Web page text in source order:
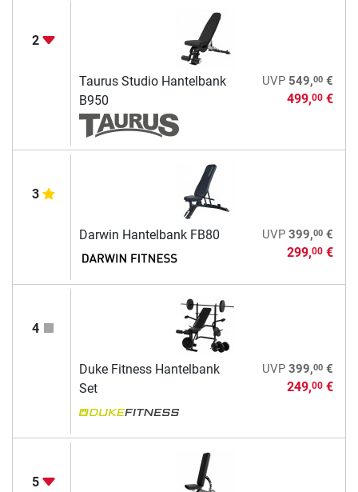
2
Taurus Studio Hantelbank
B950
UVP 549,00€
499,00€
3
Darwin Hantelbank FB80 UVP 399,00€
299,00€
4
Duke Fitness Hantelbank
Set
UVP 399,00€
249,00€
5